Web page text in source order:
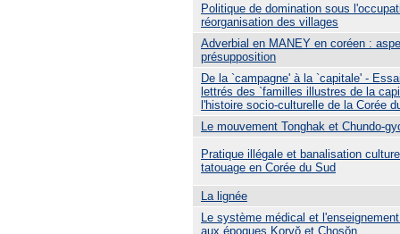
Politique de domination sous
réorganisation des villages
Adverbial en MANEY en coréen :
présupposition
De la `campagne' à la `capitale' -
lettrés des `familles illustres de la
l'histoire socio-culturelle de la Corée
Le mouvement Tonghak et Chundo-
Pratique illégale et banalisation
tatouage en Corée du Sud
La lignée
Le système médical et
aux époques Koryŏ et Chosŏn